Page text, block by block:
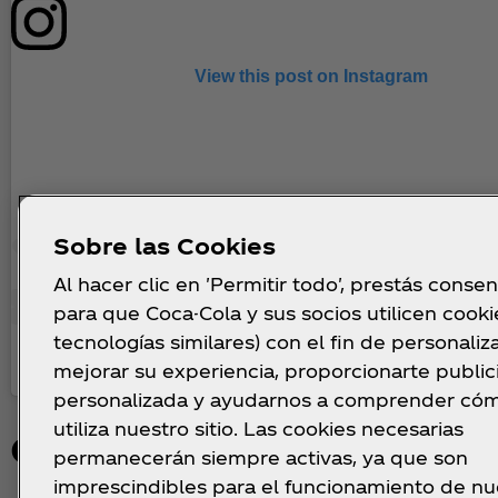
View this post on Instagram
A post shared by Coca‑Cola (@cocacola)
Otras actividades que
Sobre las Cookies
Al hacer clic en 'Permitir todo', prestás
para que Coca-Cola y sus socios utilicen
tecnologías similares) con el fin de
mejorar su experiencia, proporcionarte
personalizada y ayudarnos a comprender
utiliza nuestro sitio. Las cookies necesarias
permanecerán siempre activas, ya que son
imprescindibles para el funcionamiento de